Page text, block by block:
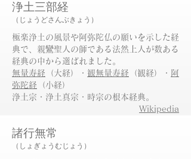
浄土三部経
（じょ うどさんぶきょう）
​極楽浄土の風景や阿弥陀仏の願いを示した経
典で、親鸞聖人の師である法然上人が数ある
経典の中から選ばれました。
無量寿経 （大経）・ 観無量寿経 （観経）・
阿
弥陀経 （小経）
​浄土宗・浄土真宗・時宗の根本経典。
​Wikipedia
諸行無常
（しょぎょうむじょう）